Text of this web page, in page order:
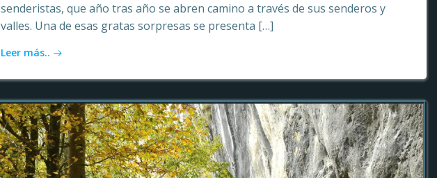
senderistas, que año tras año se abren camino a través de sus senderos y
valles. Una de esas gratas sorpresas se presenta […]
Leer más..